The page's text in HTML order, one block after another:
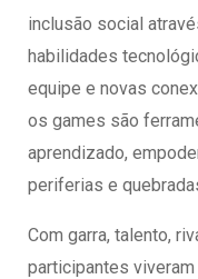
inclusão social
habilidades
equipe e novas
os games são
aprendizado,
periferias e
Com garra, talento,
participantes